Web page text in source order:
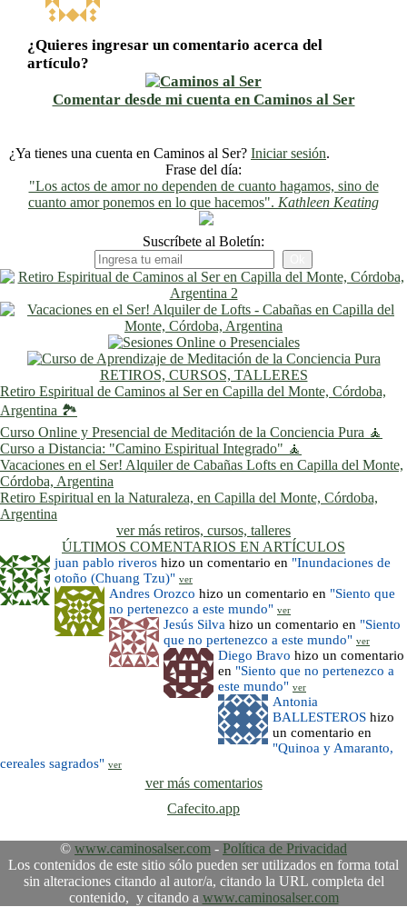
¿Quieres ingresar un comentario acerca del
artículo?
Comentar desde mi cuenta en Caminos al Ser
¿Ya tienes una cuenta en Caminos al Ser? Iniciar sesión.
Frase del día:
"Los actos de amor no dependen de cuanto hagamos, sino de
cuanto amor ponemos en lo que hacemos". Kathleen Keating
Suscríbete al Boletín:
RETIROS, CURSOS, TALLERES
Retiro Espiritual de Caminos al Ser en Capilla del Monte, Córdoba,
Argentina 🏞️
Curso Online y Presencial de Meditación de la Conciencia Pura 🧘
Curso a Distancia: "Camino Espiritual Integrado" 🧘
Vacaciones en el Ser! Alquiler de Cabañas Lofts en Capilla del Monte,
Córdoba, Argentina
Retiro Espiritual en la Naturaleza, en Capilla del Monte, Córdoba,
Argentina
ver más retiros, cursos, talleres
ÚLTIMOS COMENTARIOS EN ARTÍCULOS
juan pablo riveros hizo un comentario en "Inundaciones de
otoño (Chuang Tzu)" ver
Andres Orozco hizo un comentario en "Siento que
no pertenezco a este mundo" ver
Jesús Silva hizo un comentario en "Siento
que no pertenezco a este mundo" ver
Diego Bravo hizo un comentario
en "Siento que no pertenezco a
este mundo" ver
Antonia
BALLESTEROS hizo
un comentario en
"Quinoa y Amaranto,
cereales sagrados" ver
ver más comentarios
Cafecito.app
© www.caminosalser.com - Política de Privacidad
Los contenidos de este sitio sólo pueden ser utilizados en forma total
sin alteraciones citando al autor/a, citando la URL completa del
contenido, y citando a www.caminosalser.com